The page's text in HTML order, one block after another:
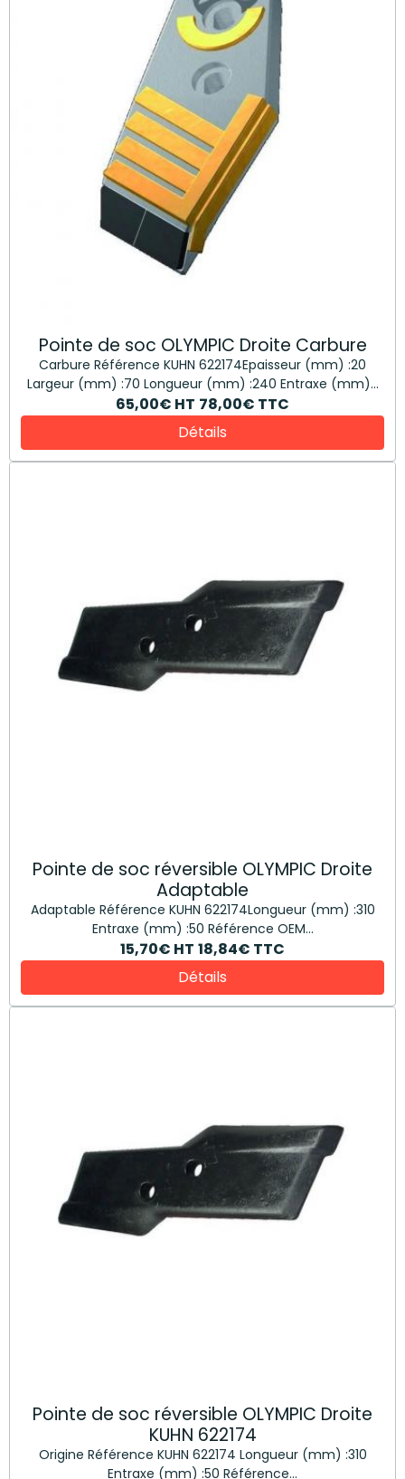
Pointe de soc OLYMPIC Droite Carbure
Carbure Référence KUHN 622174Epaisseur (mm) :20
Largeur (mm) :70 Longueur (mm) :240 Entraxe (mm)...
65,00€ HT 78,00€ TTC
Détails
Pointe de soc réversible OLYMPIC Droite
Adaptable
Adaptable Référence KUHN 622174Longueur (mm) :310
Entraxe (mm) :50 Référence OEM...
15,70€ HT 18,84€ TTC
Détails
Pointe de soc réversible OLYMPIC Droite
KUHN 622174
Origine Référence KUHN 622174 Longueur (mm) :310
Entraxe (mm) :50 Référence...